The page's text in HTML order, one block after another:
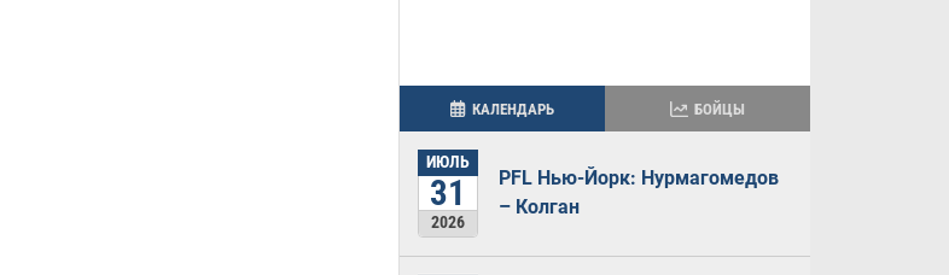
КАЛЕНДАРЬ БОЙЦЫ
ИЮЛЬ
31
2026
PFL Нью-Йорк: Нурмагомедов
– Колган